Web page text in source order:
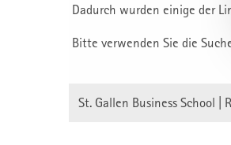
Dadurch wurden einige der
Bitte verwenden Sie die
St. Gallen Business School |